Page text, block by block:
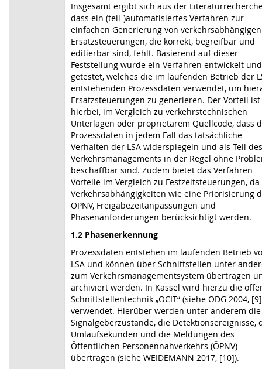
Insgesamt ergibt sich aus der
dass ein (teil-)automatisiertes Verfahren zur
einfachen Generierung von verkehrsabhängigen
Ersatzsteuerungen, die korrekt, begreifbar und
editierbar sind, fehlt. Basierend auf dieser
Feststellung wurde ein Verfahren entwickelt und
getestet, welches die im laufenden Betrieb der
entstehenden Prozessdaten verwendet, um
Ersatz­steuerungen zu generieren. Der Vorteil ist
hierbei, im Vergleich zu verkehrs­technischen
Unterlagen oder proprietärem Quellcode, dass
Prozessdaten in jedem Fall das tatsächliche
Verhalten der LSA widerspiegeln und als Teil des
Verkehrs­managements in der Regel ohne
beschaffbar sind. Zudem bietet das Verfahren
Vorteile im Vergleich zu Festzeitsteuerungen, da
Verkehrsabhängigkeiten wie eine Prio­ri­sie­rung
ÖPNV, Freigabezeitanpassungen und
Phasenanforderungen berücksichtigt werden.
1.2 Phasenerkennung
Prozessdaten entstehen im laufenden Betrieb
LSA und können über Schnittstellen unter
zum Verkehrsmanagementsystem übertragen
archiviert werden. In Kassel wird hierzu die
Schnitt­stellentechnik „OCIT“ (siehe ODG 2004, [9]
verwendet. Hierüber werden unter anderem die
Signalgeberzustände, die Detektionsereignisse,
Umlauf­sekunden und die Meldungen des
Öffentlichen Personennahverkehrs (ÖPNV)
übertragen (siehe WEIDEMANN 2017, [10]).